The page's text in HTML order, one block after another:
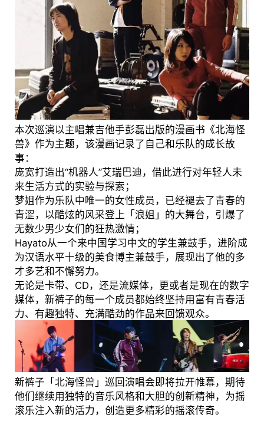
本次巡演以主唱兼吉他手彭磊出版的漫画书《北海怪
兽》作为主题，该漫画记录了自己和乐队的成长故
事：
庞宽打造出“机器人”艾瑞巴迪，借此进行对年轻人未
来生活方式的实验与探索；
梦姐作为乐队中唯一的女性成员，已经褪去了青春的
青涩，以酷炫的风采登上「浪姐」的大舞台，引爆了
无数少男少女们的狂热激情；
Hayato从一个来中国学习中文的学生兼鼓手，进阶成
为汉语水平十级的美食博主兼鼓手，展现出了他的多
才多艺和不懈努力。
无论是卡带、CD，还是流媒体，更或者是现在的数字
媒体，新裤子的每一个成员都始终坚持用富有青春活
力、有趣独特、充满酷劲的作品来回馈观众。
新裤子「北海怪兽」巡回演唱会即将拉开帷幕，期待
他们继续用独特的音乐风格和大胆的创新精神，为摇
滚乐注入新的活力，创造更多精彩的摇滚传奇。